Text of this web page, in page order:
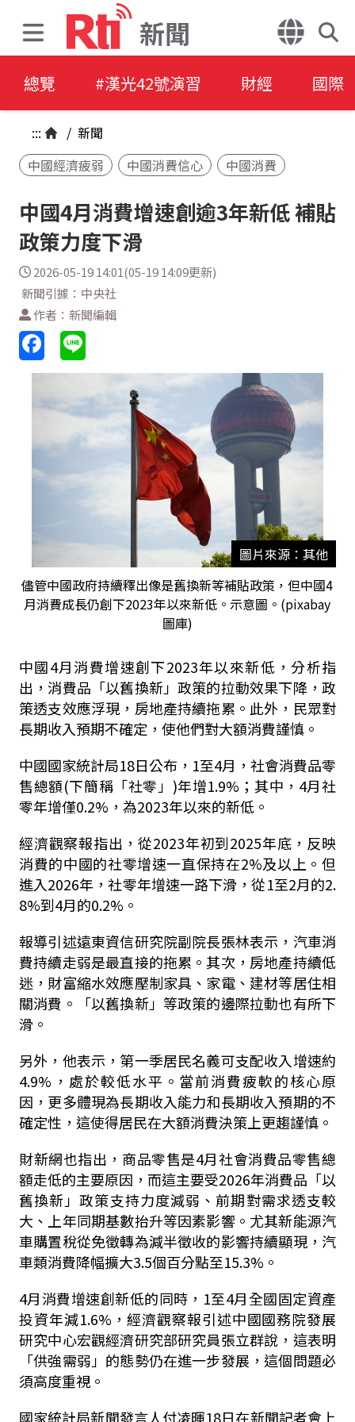
新聞
總覽 #漢光42號演習 財經 國際
::: / 新聞
中國經濟疲弱
中國消費信心 中國消費
中國4月消費增速創逾3年新低 補貼
政策力度下滑
2026-05-19 14:01(05-19 14:09更新)
新聞引據：中央社
作者：新聞編輯
圖片來源：其他
儘管中國政府持續釋出像是舊換新等補貼政策，但中國4
月消費成長仍創下2023年以來新低。示意圖。(pixabay
圖庫)
中國4月消費增速創下2023年以來新低，分析指
出，消費品「以舊換新」政策的拉動效果下降，政
策透支效應浮現，房地產持續拖累。此外，民眾對
長期收入預期不確定，使他們對大額消費謹慎。
中國國家統計局18日公布，1至4月，社會消費品零
售總額(下簡稱「社零」)年增1.9%；其中，4月社
零年增僅0.2%，為2023年以來的新低。
經濟觀察報指出，從2023年初到2025年底，反映
消費的中國的社零增速一直保持在2%及以上。但
進入2026年，社零年增速一路下滑，從1至2月的2.
8%到4月的0.2%。
報導引述遠東資信研究院副院長張林表示，汽車消
費持續走弱是最直接的拖累。其次，房地產持續低
迷，財富縮水效應壓制家具、家電、建材等居住相
關消費。「以舊換新」等政策的邊際拉動也有所下
滑。
另外，他表示，第一季居民名義可支配收入增速約
4.9%，處於較低水平。當前消費疲軟的核心原
因，更多體現為長期收入能力和長期收入預期的不
確定性，這使得居民在大額消費決策上更趨謹慎。
財新網也指出，商品零售是4月社會消費品零售總
額走低的主要原因，而這主要受2026年消費品「以
舊換新」政策支持力度減弱、前期對需求透支較
大、上年同期基數抬升等因素影響。尤其新能源汽
車購置稅從免徵轉為減半徵收的影響持續顯現，汽
車類消費降幅擴大3.5個百分點至15.3%。
4月消費增速創新低的同時，1至4月全國固定資產
投資年減1.6%，經濟觀察報引述中國國務院發展
研究中心宏觀經濟研究部研究員張立群說，這表明
「供強需弱」的態勢仍在進一步發展，這個問題必
須高度重視。
國家統計局新聞發言人付凌暉18日在新聞記者會上